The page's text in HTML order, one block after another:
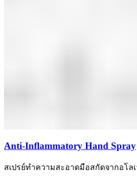
Anti-Inflammatory Hand Spray
สเปรย์ทำความสะอาดมือสกัดจากอโล